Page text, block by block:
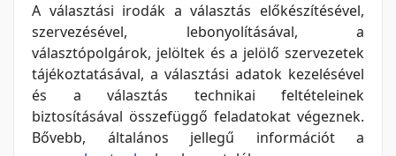
A választási irodák a választás előkészítésével,
szervezésével, lebonyolításával, a
választópolgárok, jelöltek és a jelölő szervezetek
tájékoztatásával, a választási adatok kezelésével
és a választás technikai feltételeinek
biztosításával összefüggő feladatokat végeznek.
Bővebb, általános jellegű információt a